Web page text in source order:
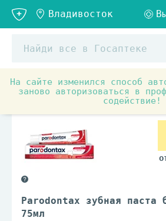
На сайте изменился способ
заново авторизоваться в
содействие!
Товары для красоты и здоровья
Parodontax зубная паста
75мл